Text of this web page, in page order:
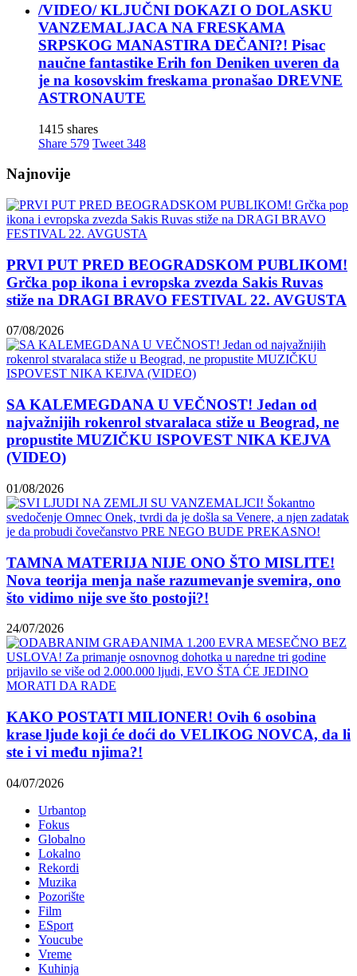
/VIDEO/ KLJUČNI DOKAZI O DOLASKU
VANZEMALJACA NA FRESKAMA
SRPSKOG MANASTIRA DEČANI?! Pisac
naučne fantastike Erih fon Deniken uveren da
je na kosovskim freskama pronašao DREVNE
ASTRONAUTE
1415 shares
Share 579 Tweet 348
Najnovije
PRVI PUT PRED BEOGRADSKOM PUBLIKOM!
Grčka pop ikona i evropska zvezda Sakis Ruvas
stiže na DRAGI BRAVO FESTIVAL 22. AVGUSTA
07/08/2026
SA KALEMEGDANA U VEČNOST! Jedan od
najvažnijih rokenrol stvaralaca stiže u Beograd, ne
propustite MUZIČKU ISPOVEST NIKA KEJVA
(VIDEO)
01/08/2026
TAMNA MATERIJA NIJE ONO ŠTO MISLITE!
Nova teorija menja naše razumevanje svemira, ono
što vidimo nije sve što postoji?!
24/07/2026
KAKO POSTATI MILIONER! Ovih 6 osobina
krase ljude koji će doći do VELIKOG NOVCA, da li
ste i vi među njima?!
04/07/2026
Urbantop
Fokus
Globalno
Lokalno
Rekordi
Muzika
Pozorište
Film
ESport
Youcube
Vreme
Kuhinja